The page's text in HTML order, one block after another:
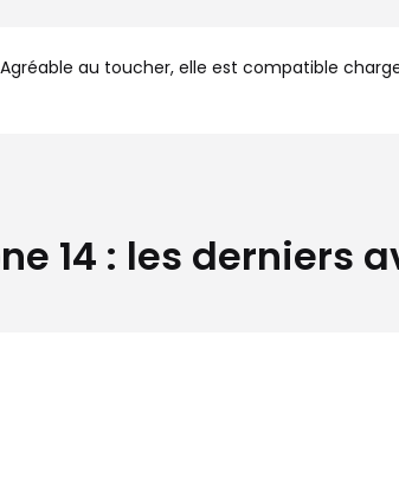
au toucher, elle est compatible
14 : les derniers